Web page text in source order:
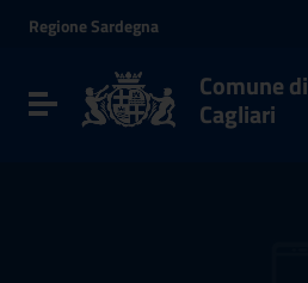
Vai al menu di navigazione
RegioneSardegna
Toggle navigation Comune di
Cagliari